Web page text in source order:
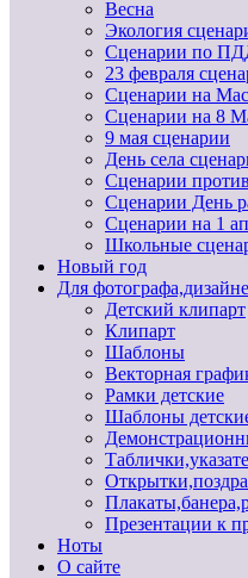
Весна
Экология
Сценарии по
23 февраля
Сценарии на
Сценарии на 8
9 мая сценарии
День села
Сценарии
Сценарии День
Сценарии на 1
Школьные
Новый год
Для
Детский клипарт
Клипарт
Шаблоны
Векторная
Рамки детские
Шаблоны
Презентации к
Ноты
О сайте